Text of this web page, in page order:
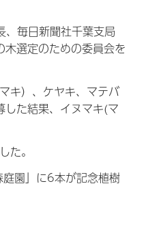
毎日新聞社千葉支局
選定のための委員会を
キ）、ケヤキ、マテバ
た結果、イヌマキ(マ
た。
園」に6本が記念植樹